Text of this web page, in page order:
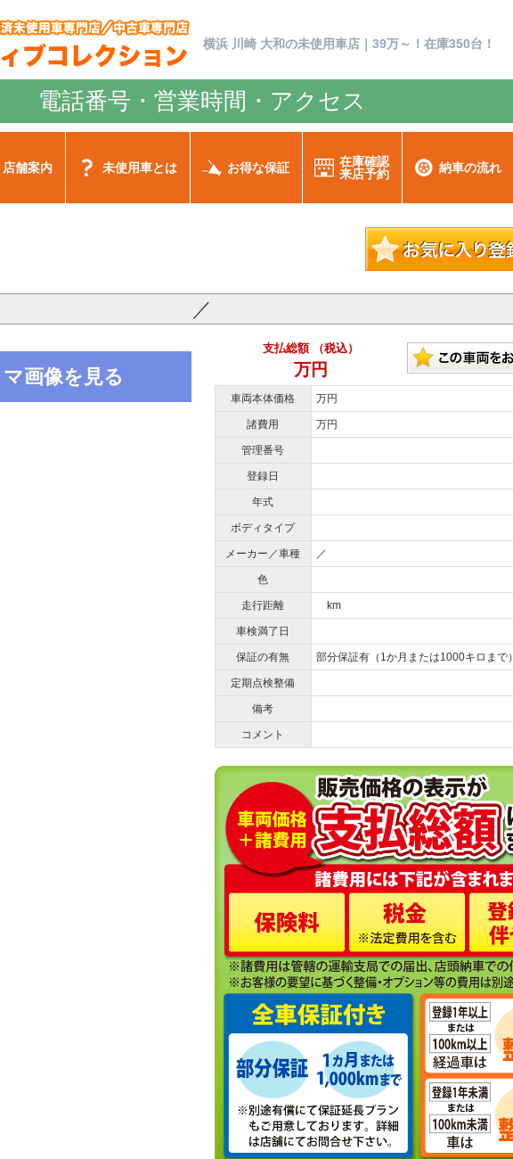
横浜 川崎 大和の未使用車店｜39万～！在庫350台！
電話番号・営業時間・アクセス
店舗案内 未使用車とは お得な保証
在庫確認
来店予約
納車の流れ
／
画像を見る
支払総額 （税込）
万円
車両本体価格 万円
諸費用 万円
管理番号
登録日
年式
ボディタイプ
メーカー／車種 ／
色
走行距離 km
車検満了日
保証の有無 部分保証有（1か月または1000キロまで）
定期点検整備
備考
コメント